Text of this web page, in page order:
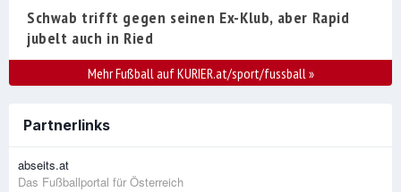
Schwab trifft gegen seinen Ex-Klub, aber Rapid
jubelt auch in Ried
Mehr Fußball auf KURIER.at/sport/fussball»
Partnerlinks
abseits.at
Das Fußballportal für Österreich